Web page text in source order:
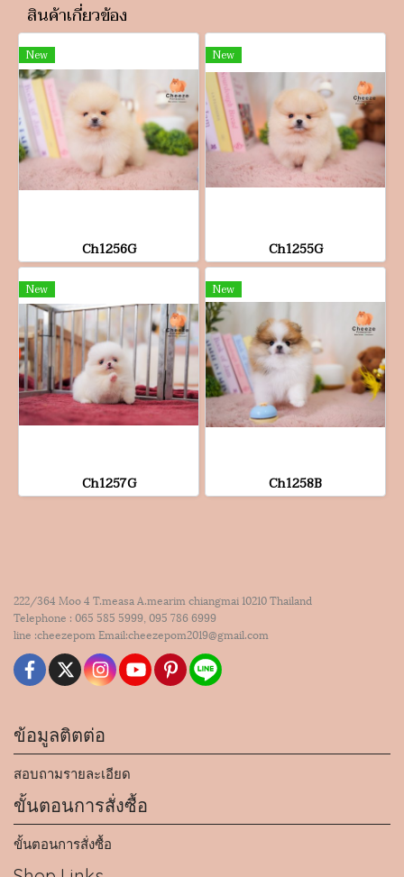
สินค้าเกี่ยวข้อง
New
Ch1256G
New
Ch1255G
New
Ch1257G
New
Ch1258B
222/364 Moo 4 T.measa A.mearim chiangmai 10210 Thailand
Telephone : 065 585 5999, 095 786 6999
line :cheezepom Email:cheezepom2019@gmail.com
ข้อมูลติตต่อ
สอบถามรายละเอียด
ขั้นตอนการสั่งซื้อ
ขั้นตอนการสั่งซื้อ